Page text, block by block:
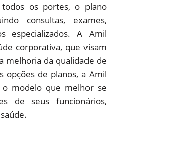
os portes, o plano
consultas, exames,
especializados. A Amil
corporativa, que visam
melhoria da qualidade de
opções de planos, a Amil
o modelo que melhor se
de seus funcionários,